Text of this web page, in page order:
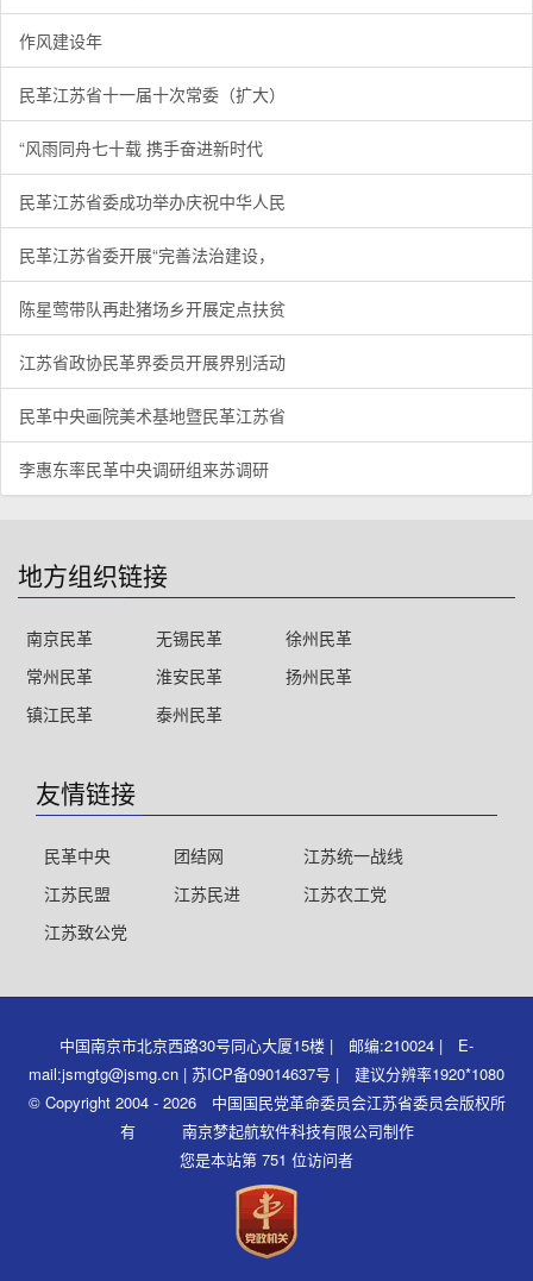
作风建设年
民革江苏省十一届十次常委（扩大）
“风雨同舟七十载 携手奋进新时代
民革江苏省委成功举办庆祝中华人民
民革江苏省委开展“完善法治建设，
陈星莺带队再赴猪场乡开展定点扶贫
江苏省政协民革界委员开展界别活动
民革中央画院美术基地暨民革江苏省
李惠东率民革中央调研组来苏调研
地方组织链接
南京民革 无锡民革
徐州民革
常州民革
淮安民革
扬州民革
镇江民革
泰州民革
友情链接
民革中央 团结网
江苏统一战线
江苏民盟
江苏民进
江苏农工党
江苏致公党
中国南京市北京西路30号同心大厦15楼 | 邮编:210024 | E-
mail:jsmgtg@jsmg.cn | 苏ICP备09014637号 | 建议分辨率1920*1080
© Copyright 2004 - 2026 中国国民党革命委员会江苏省委员会版权所
有 南京梦起航软件科技有限公司制作
您是本站第 751 位访问者